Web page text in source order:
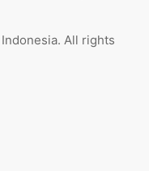
All rights